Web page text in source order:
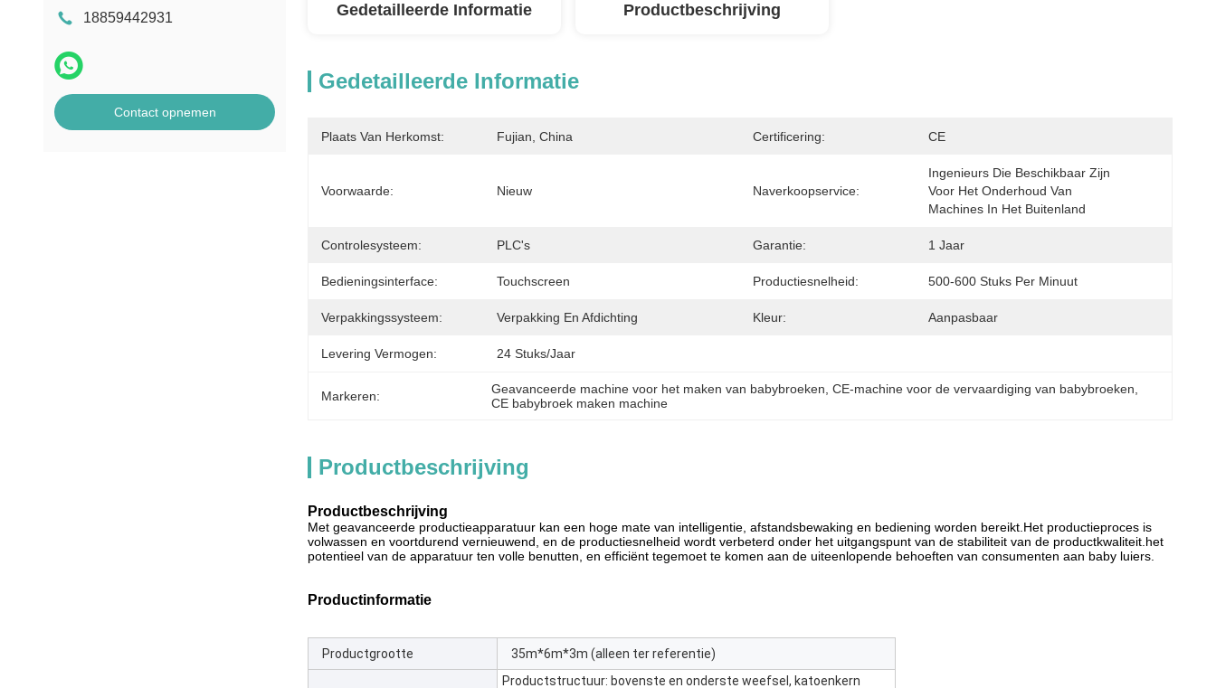
18859442931
Contact opnemen
Gedetailleerde Informatie Productbeschrijving
Gedetailleerde Informatie
Plaats Van Herkomst: Fujian, China Certificering: CE
Voorwaarde: Nieuw Naverkoopservice:
Ingenieurs Die Beschikbaar Zijn
Voor Het Onderhoud Van
Machines In Het Buitenland
Controlesysteem: PLC's Garantie: 1 Jaar
Bedieningsinterface: Touchscreen Productiesnelheid: 500-600 Stuks Per Minuut
Verpakkingssysteem: Verpakking En Afdichting Kleur: Aanpasbaar
Levering Vermogen: 24 Stuks/jaar
Markeren: Geavanceerde machine voor het maken van babybroeken , CE-machine voor de vervaardiging van babybroeken
CE babybroek maken machine
Productbeschrijving
Productbeschrijving
Met geavanceerde productieapparatuur kan een hoge mate van intelligentie, afstandsbewaking en bediening worden bereikt.Het productieproces is
volwassen en voortdurend vernieuwend, en de productiesnelheid wordt verbeterd onder het uitgangspunt van de stabiliteit van de productkwaliteit.het
potentieel van de apparatuur ten volle benutten, en efficiënt tegemoet te komen aan de uiteenlopende behoeften van consumenten aan baby luiers.
Productinformatie
Productgrootte 35m*6m*3m (alleen ter referentie)
Productstructuur: bovenste en onderste weefsel, katoenkern